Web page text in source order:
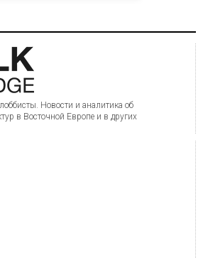
Новости и аналитика об
в Восточной Европе и в других